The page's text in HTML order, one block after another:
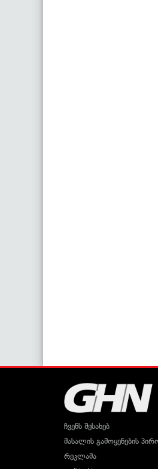
ჩვენს შესახებ
მასალის გამოყენების
რეკლამა